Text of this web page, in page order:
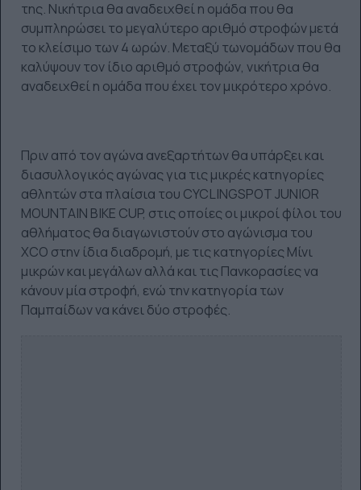
της. Νικήτρια θα αναδειχθεί η ομάδα που θα
συμπληρώσει το μεγαλύτερο αριθμό στροφών μετά
το κλείσιμο των 4 ωρών. Μεταξύ τωνομάδων που θα
καλύψουν τον ίδιο αριθμό στροφών, νικήτρια θα
αναδειχθεί η ομάδα που έχει τον μικρότερο χρόνο.
Πριν από τον αγώνα ανεξαρτήτων θα υπάρξει και
διασυλλογικός αγώνας για τις μικρές κατηγορίες
αθλητών στα πλαίσια του CYCLINGSPOT JUNIOR
MOUNTAIN BIKE CUP, στις οποίες οι μικροί φίλοι του
αθλήματος θα διαγωνιστούν στο αγώνισμα του
XCO στην ίδια διαδρομή, με τις κατηγορίες Μίνι
μικρών και μεγάλων αλλά και τις Πανκορασίες να
κάνουν μία στροφή, ενώ την κατηγορία των
Παμπαίδων να κάνει δύο στροφές.